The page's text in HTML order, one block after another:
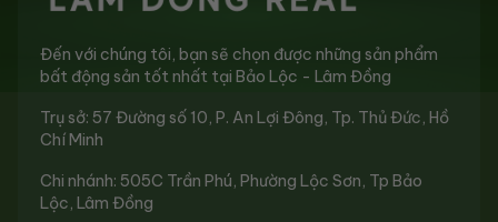
Đến với chúng tôi, bạn sẽ chọn được những sản phẩm
bất động sản tốt nhất tại Bảo Lộc - Lâm Đồng
Trụ sở: 57 Đường số 10, P. An Lợi Đông, Tp. Thủ Đức, Hồ
Chí Minh
Chi nhánh: 505C Trần Phú, Phường Lộc Sơn, Tp Bảo
Lộc, Lâm Đồng